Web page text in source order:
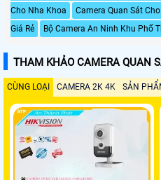
Cho Nha Khoa Camera Quan Sát
Giá Rẻ
Bộ Camera An Ninh Khu Phố
THAM KHẢO CAMERA QUAN
CÙNG LOẠI CAMERA 2K 4K SẢN